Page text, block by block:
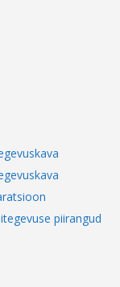
piirangud